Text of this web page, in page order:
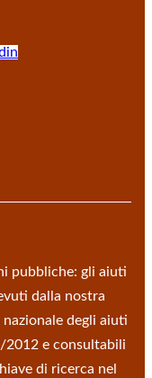
pubbliche: gli aiuti
dalla nostra
degli aiuti
2012 e consultabili
di ricerca nel